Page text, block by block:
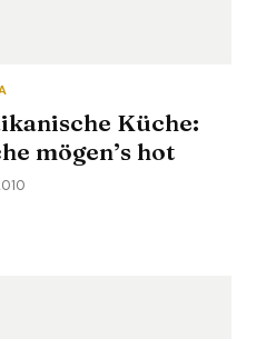
Küche:
mögen’s hot